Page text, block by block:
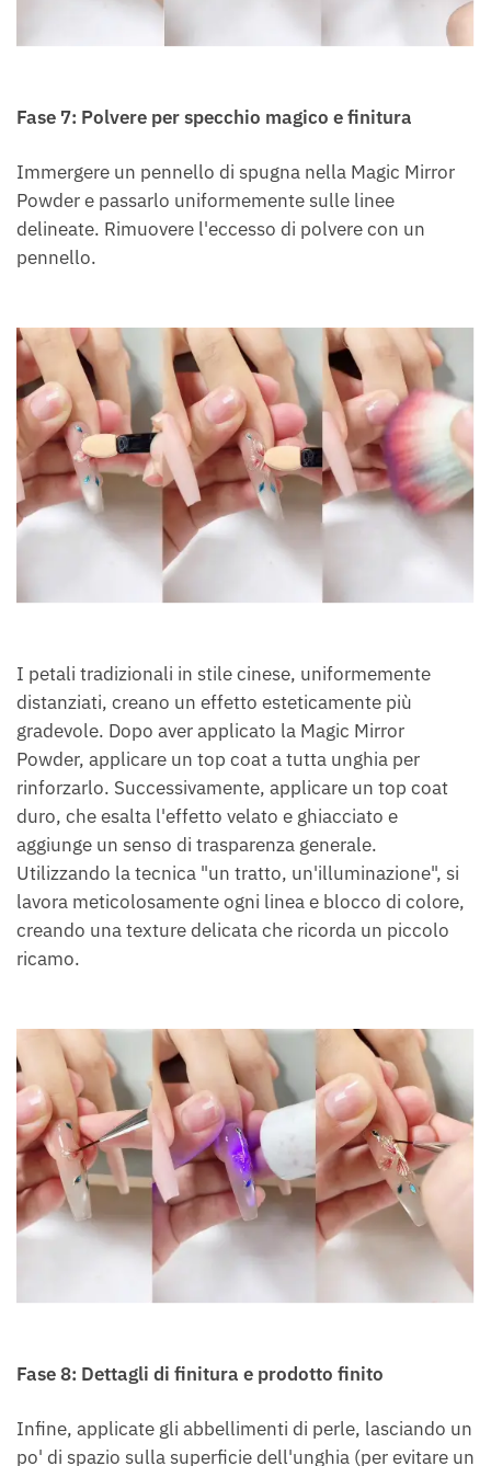
Fase 7: Polvere per specchio magico e finitura
Immergere un pennello di spugna nella Magic Mirror
Powder e passarlo uniformemente sulle linee
delineate. Rimuovere l'eccesso di polvere con un
pennello.
I petali tradizionali in stile cinese, uniformemente
distanziati, creano un effetto esteticamente più
gradevole. Dopo aver applicato la Magic Mirror
Powder, applicare un top coat a tutta unghia per
rinforzarlo. Successivamente, applicare un top coat
duro, che esalta l'effetto velato e ghiacciato e
aggiunge un senso di trasparenza generale.
Utilizzando la tecnica "un tratto, un'illuminazione", si
lavora meticolosamente ogni linea e blocco di colore,
creando una texture delicata che ricorda un piccolo
ricamo.
Fase 8: Dettagli di finitura e prodotto finito
Infine, applicate gli abbellimenti di perle, lasciando un
po' di spazio sulla superficie dell'unghia (per evitare un